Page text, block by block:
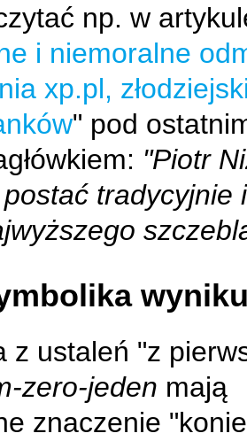
np. w
i niemoralne
xp.pl,
" pod
"Piotr
tradycyjnie
z ustaleń "z
zero-jeden mają
znaczenie